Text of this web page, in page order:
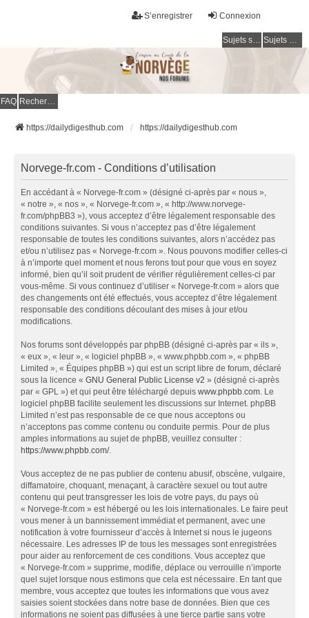
Connexion
S’enregistrer
Sujets sans réponse Sujets actifs
FAQ Rechercher
https://dailydigesthub.com https://dailydigesthub.com
Norvege-fr.com - Conditions d’utilisation
En accédant à « Norvege-fr.com » (désigné ci-après par « nous »,
« notre », « nos », « Norvege-fr.com », « http://www.norvege-
fr.com/phpBB3 »), vous acceptez d’être légalement responsable des
conditions suivantes. Si vous n’acceptez pas d’être légalement
responsable de toutes les conditions suivantes, alors n’accédez pas
et/ou n’utilisez pas « Norvege-fr.com ». Nous pouvons modifier celles-ci
à n’importe quel moment et nous ferons tout pour que vous en soyez
informé, bien qu’il soit prudent de vérifier régulièrement celles-ci par
vous-même. Si vous continuez d’utiliser « Norvege-fr.com » alors que
des changements ont été effectués, vous acceptez d’être légalement
responsable des conditions découlant des mises à jour et/ou
modifications.
Nos forums sont développés par phpBB (désigné ci-après par « ils »,
« eux », « leur », « logiciel phpBB », « www.phpbb.com », « phpBB
Limited », « Équipes phpBB ») qui est un script libre de forum, déclaré
sous la licence « GNU General Public License v2 » (désigné ci-après
par « GPL ») et qui peut être téléchargé depuis www.phpbb.com. Le
logiciel phpBB facilite seulement les discussions sur Internet. phpBB
Limited n’est pas responsable de ce que nous acceptons ou
n’acceptons pas comme contenu ou conduite permis. Pour de plus
amples informations au sujet de phpBB, veuillez consulter :
https://www.phpbb.com/.
Vous acceptez de ne pas publier de contenu abusif, obscène, vulgaire,
diffamatoire, choquant, menaçant, à caractère sexuel ou tout autre
contenu qui peut transgresser les lois de votre pays, du pays où
« Norvege-fr.com » est hébergé ou les lois internationales. Le faire peut
vous mener à un bannissement immédiat et permanent, avec une
notification à votre fournisseur d’accès à Internet si nous le jugeons
nécessaire. Les adresses IP de tous les messages sont enregistrées
pour aider au renforcement de ces conditions. Vous acceptez que
« Norvege-fr.com » supprime, modifie, déplace ou verrouille n’importe
quel sujet lorsque nous estimons que cela est nécessaire. En tant que
membre, vous acceptez que toutes les informations que vous avez
saisies soient stockées dans notre base de données. Bien que ces
informations ne soient pas diffusées à une tierce partie sans votre